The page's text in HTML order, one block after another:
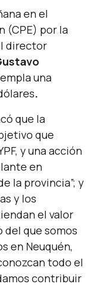
en el
(CPE) por la
director
una
.
que la
que
y una acción
en
la provincia”; y
y los
el valor
que somos
en Neuquén,
todo el
contribuir